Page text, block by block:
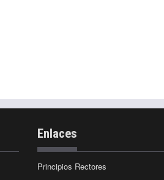
Enlaces
Principios Rectores